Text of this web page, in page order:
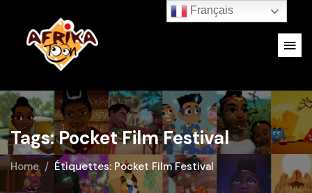
Tags: Pocket Film Festival
Home Étiquettes: Pocket Film Festival
Français